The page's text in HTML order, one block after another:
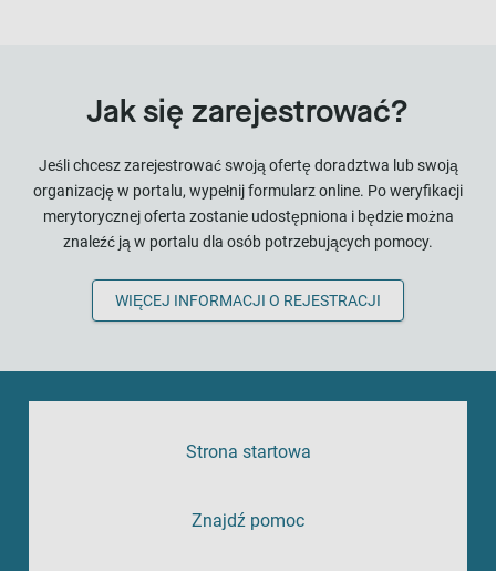
Jak się zarejestrować?
Jeśli chcesz zarejestrować swoją ofertę doradztwa lub swoją
organizację w portalu, wypełnij formularz online. Po weryfikacji
merytorycznej oferta zostanie udostępniona i będzie można
znaleźć ją w portalu dla osób potrzebujących pomocy.
WIĘCEJ INFORMACJI O REJESTRACJI
Strona startowa
Znajdź pomoc